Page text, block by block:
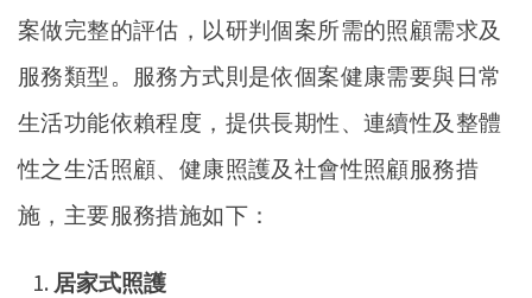
案做完整的評估，以研判個案所需的照顧需求及
服務類型。服務方式則是依個案健康需要與日常
生活功能依賴程度，提供長期性、連續性及整體
性之生活照顧、健康照護及社會性照顧服務措
施，主要服務措施如下：
居家式照護